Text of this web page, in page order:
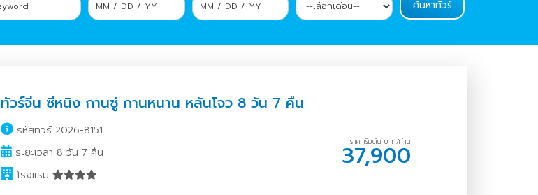
ทัวร์จีน ซีหนิง กานซู่ กานหนาน หลันโจว 8 วัน 7 คืน
รหัสทัวร์ 2026-8151
ระยะเวลา 8 วัน 7 คืน
โรงแรม
ราคาเริ่มต้น บาท/ท่าน
37,900